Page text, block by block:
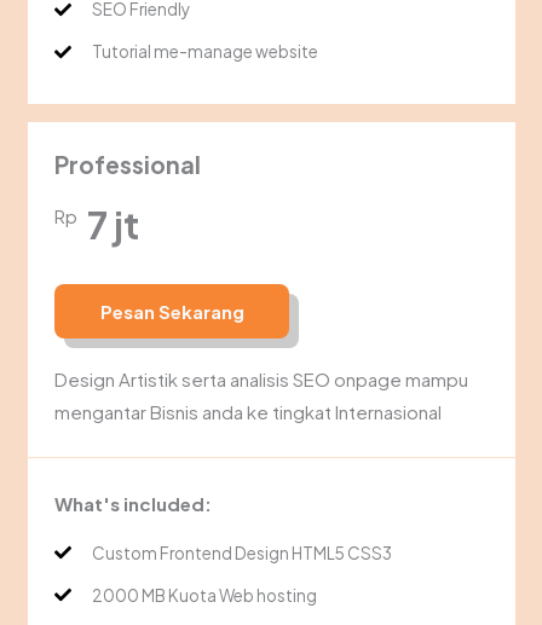
SEO Friendly
Tutorial me-manage website
Professional
Rp 7 jt
Pesan Sekarang
Design Artistik serta analisis SEO onpage mampu
mengantar Bisnis anda ke tingkat Internasional
What's included:
Custom Frontend Design HTML5 CSS3
2000 MB Kuota Web hosting